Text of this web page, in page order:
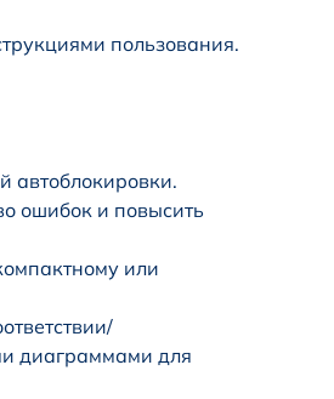
пользования.
автоблокировки.
ошибок и повысить
или
диаграммами для